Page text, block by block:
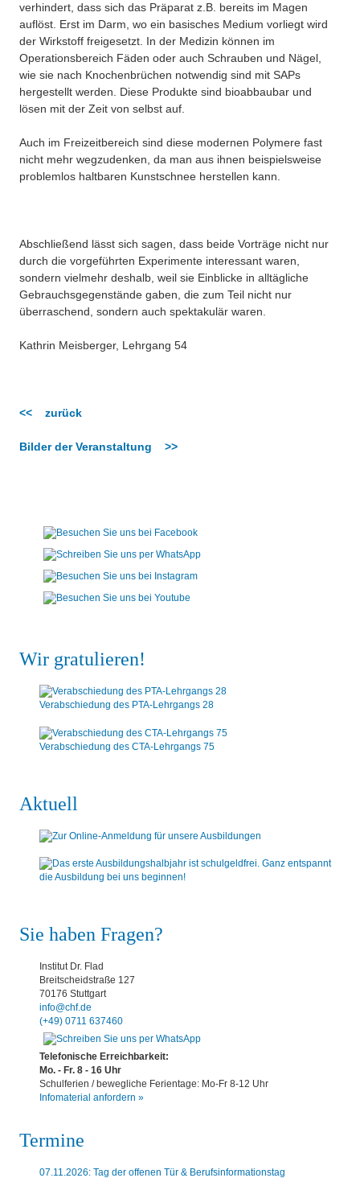
verhindert, dass sich das Präparat z.B. bereits im Magen
auflöst. Erst im Darm, wo ein basisches Medium vorliegt wird
der Wirkstoff freigesetzt. In der Medizin können im
Operationsbereich Fäden oder auch Schrauben und Nägel,
wie sie nach Knochenbrüchen notwendig sind mit SAPs
hergestellt werden. Diese Produkte sind bioabbaubar und
lösen mit der Zeit von selbst auf.
Auch im Freizeitbereich sind diese modernen Polymere fast
nicht mehr wegzudenken, da man aus ihnen beispielsweise
problemlos haltbaren Kunstschnee herstellen kann.
Abschließend lässt sich sagen, dass beide Vorträge nicht nur
durch die vorgeführten Experimente interessant waren,
sondern vielmehr deshalb, weil sie Einblicke in alltägliche
Gebrauchsgegenstände gaben, die zum Teil nicht nur
überraschend, sondern auch spektakulär waren.
Kathrin Meisberger, Lehrgang 54
<< zurück
Bilder der Veranstaltung >>
Wir gratulieren!
Verabschiedung des PTA-Lehrgangs 28
Verabschiedung des CTA-Lehrgangs 75
Aktuell
Sie haben Fragen?
Institut Dr. Flad
Breitscheidstraße 127
70176 Stuttgart
info@chf.de
(+49) 0711 637460
Telefonische Erreichbarkeit:
Mo. - Fr. 8 - 16 Uhr
Schulferien / bewegliche Ferientage: Mo-Fr 8-12 Uhr
Infomaterial anfordern »
Termine
07.11.2026: Tag der offenen Tür & Berufsinformationstag